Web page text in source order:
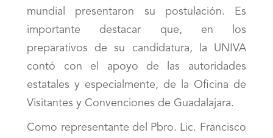
mundial presentaron su postulación. Es
importante destacar que, en los
preparativos de su candidatura, la UNIVA
contó con el apoyo de las autoridades
estatales y especialmente, de la Oficina de
Visitantes y Convenciones de Guadalajara.
Como representante del Pbro. Lic. Francisco